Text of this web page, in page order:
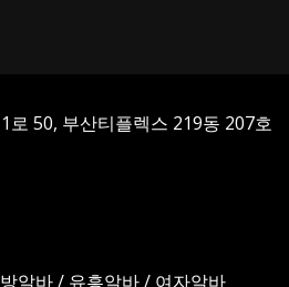
로 50, 부산티플렉스 219동 207호
알바/ 유흥알바/ 여자알바